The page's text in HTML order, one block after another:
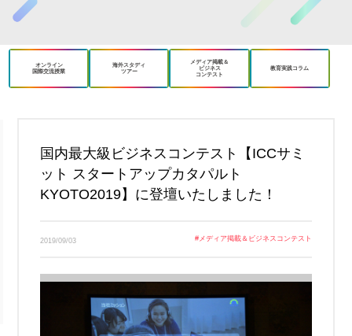
オンライン
国際交流授業
海外スタディ
ツアー
メディア掲載＆
ビジネス
コンテスト
教育実践コラム
国内最大級ビジネスコンテスト【ICCサミ
ット スタートアップカタパルト
KYOTO2019】に登壇いたしました！
2019/09/03 #メディア掲載＆ビジネスコンテスト